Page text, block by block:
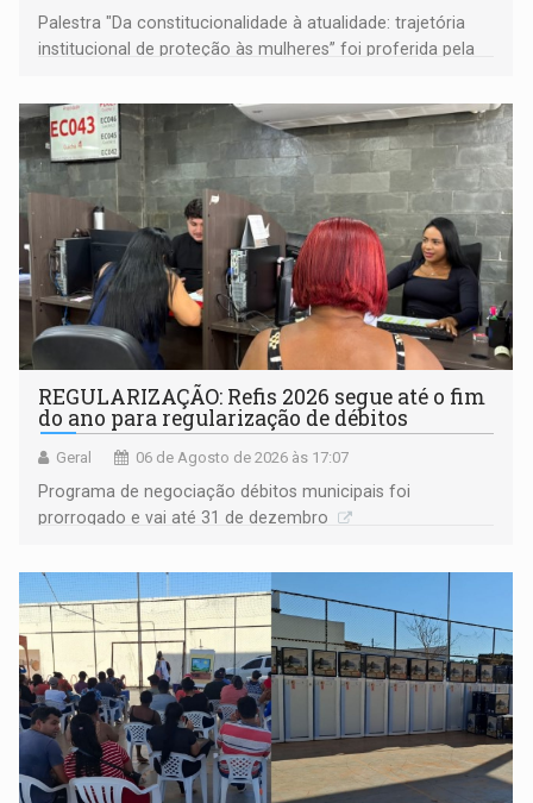
Palestra "Da constitucionalidade à atualidade: trajetória
institucional de proteção às mulheres” foi proferida pela
Goiás
REGULARIZAÇÃO: Refis 2026 segue até o fim
do ano para regularização de débitos
Geral 06 de Agosto de 2026 às 17:07
Programa de negociação débitos municipais foi
prorrogado e vai até 31 de dezembro